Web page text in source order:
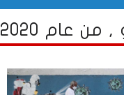
عام 2020